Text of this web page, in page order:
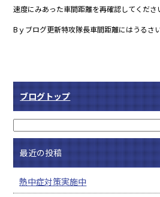
速度にみあった車間距離を再確認してくださ
Bｙブログ更新特攻隊長車間距離にはうるさ
ブログトップ
最近の投稿
熱中症対策実施中